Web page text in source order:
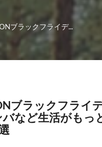
ブラックフライデ...
ブラックフライ
バなど生活がもっ